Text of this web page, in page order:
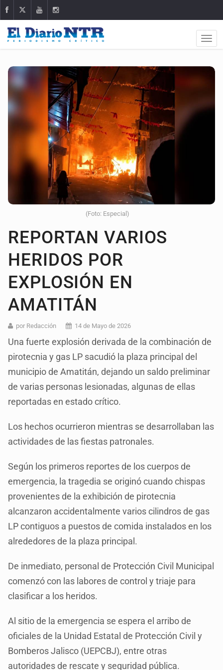
(Foto: Especial)
REPORTAN VARIOS
HERIDOS POR
EXPLOSIÓN EN
AMATITÁN
por Redacción 14 de Mayo de 2026
Una fuerte explosión derivada de la combinación de
pirotecnia y gas LP sacudió la plaza principal del
municipio de Amatitán, dejando un saldo preliminar
de varias personas lesionadas, algunas de ellas
reportadas en estado crítico.
Los hechos ocurrieron mientras se desarrollaban las
actividades de las fiestas patronales.
Según los primeros reportes de los cuerpos de
emergencia, la tragedia se originó cuando chispas
provenientes de la exhibición de pirotecnia
alcanzaron accidentalmente varios cilindros de gas
LP contiguos a puestos de comida instalados en los
alrededores de la plaza principal.
De inmediato, personal de Protección Civil Municipal
comenzó con las labores de control y triaje para
clasificar a los heridos.
Al sitio de la emergencia se espera el arribo de
oficiales de la Unidad Estatal de Protección Civil y
Bomberos Jalisco (UEPCBJ), entre otras
autoridades de rescate y seguridad pública.